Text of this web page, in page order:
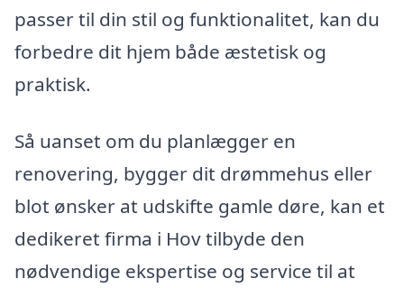
passer til din stil og funktionalitet, kan du
forbedre dit hjem både æstetisk og
praktisk.
Så uanset om du planlægger en
renovering, bygger dit drømmehus eller
blot ønsker at udskifte gamle døre, kan et
dedikeret firma i Hov tilbyde den
nødvendige ekspertise og service til at